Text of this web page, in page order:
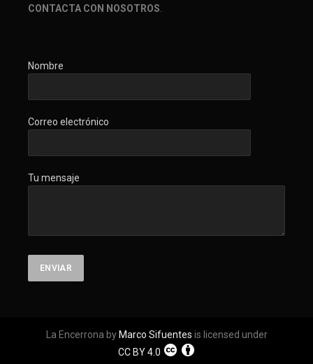
CONTACTA CON NOSOTROS.
Nombre
Correo electrónico
Tu mensaje
La Encerrona by Marco Sifuentes is licensed under
CC BY 4.0